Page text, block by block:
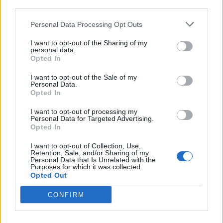
Personal Data Processing Opt Outs
I want to opt-out of the Sharing of my
personal data.
Opted In
I want to opt-out of the Sale of my
Personal Data.
Opted In
I want to opt-out of processing my
Personal Data for Targeted Advertising.
Opted In
I want to opt-out of Collection, Use,
Retention, Sale, and/or Sharing of my
Personal Data that Is Unrelated with the
Purposes for which it was collected.
Opted Out
CONFIRM
Entretien avec Violaine de Laplagnolle, spécialiste en
relations de couple et en famille, et présidente de la
Fédération Nationale Couples et Familles.
Rechercher
RECHERCHER
Articles récents